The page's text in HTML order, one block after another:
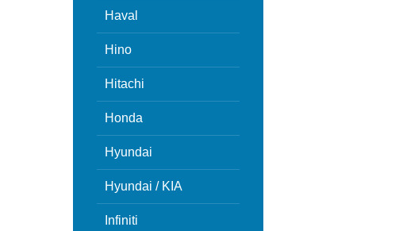
Haval
Hino
Hitachi
Honda
Hyundai
Hyundai / KIA
Infiniti